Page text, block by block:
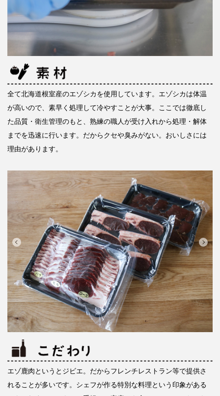
全て北海道根室産のエゾシカを使用しています。エゾシカは体温
が高いので、素早く処理して冷やすことが大事。ここでは徹底し
た品質・衛生管理のもと、熟練の職人が受け入れから処理・解体
までを迅速に行います。だからクセや臭みがない。おいしさには
理由があります。
エゾ鹿肉というとジビエ。だからフレンチレストラン等で提供さ
れることが多いです。シェフが作る特別な料理という印象がある